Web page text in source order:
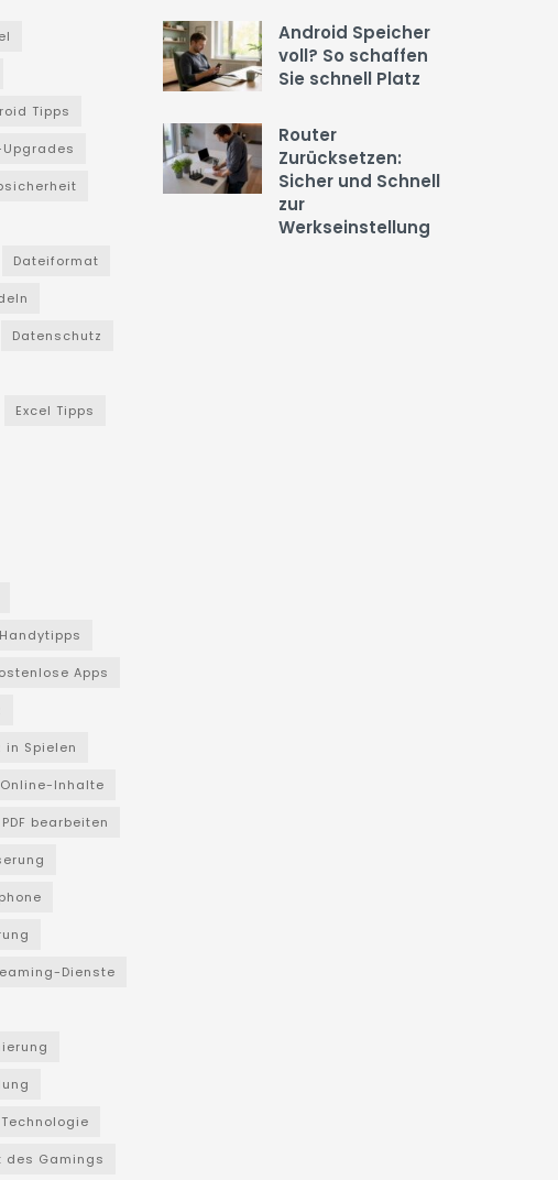
Tipps
Dateiformat
Datenschutz
Excel Tipps
Handytipps
Apps
Spielen
Online-Inhalte
PDF bearbeiten
Dienste
Technologie
des Gamings
Android Speicher
voll? So schaffen
Sie schnell Platz
Router
Zurücksetzen:
Sicher und Schnell
zur
Werkseinstellung